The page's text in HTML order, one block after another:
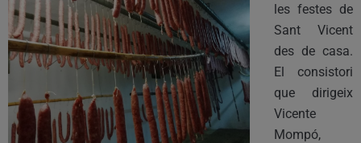
les festes de
Sant Vicent
des de casa.
El consistori
que dirigeix
Vicente
Mompó,